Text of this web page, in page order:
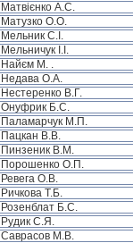
Матвієнко А.С.
Матузко О.О.
Мельник С.І.
Мельничук І.І.
Найєм М. .
Недава О.А.
Нестеренко В.Г.
Онуфрик Б.С.
Паламарчук М.П.
Пацкан В.В.
Пинзеник В.М.
Порошенко О.П.
Ревега О.В.
Ричкова Т.Б.
Розенблат Б.С.
Рудик С.Я.
Саврасов М.В.